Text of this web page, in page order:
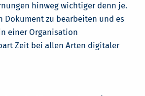
hinweg wichtiger denn je.
Dokument zu bearbeiten und es
einer Organisation
Zeit bei allen Arten digitaler